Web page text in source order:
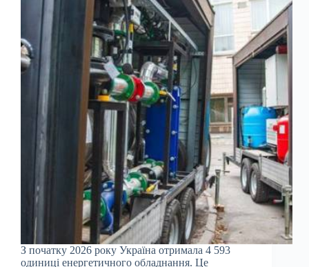
З початку 2026 року Україна отримала 4 593
одиниці енергетичного обладнання. Це